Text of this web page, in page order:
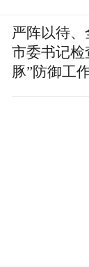
严阵以待
市委书记检
豚”防御工